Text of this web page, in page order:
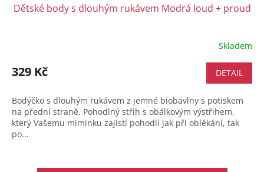
Dětské body s dlouhým rukávem Modrá loud + proud
Skladem
329 Kč DETAIL
Bodýčko s dlouhým rukávem z jemné biobavlny s potiskem
na přední straně. Pohodlný střih s obálkovým výstřihem,
který Vašemu miminku zajistí pohodlí jak při oblékání, tak
po...